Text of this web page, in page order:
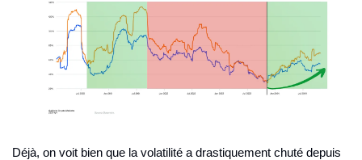
Déjà, on voit bien que la volatilité a drastiquement chuté depuis